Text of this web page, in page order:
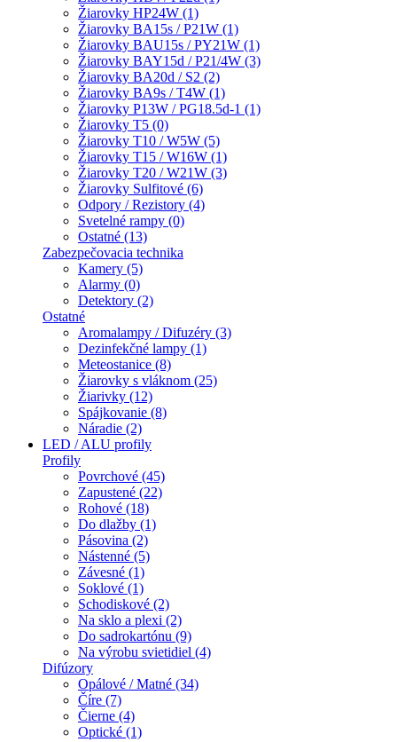
Žiarovky HP24W (1)
Žiarovky BA15s / P21W (1)
Žiarovky BAU15s / PY21W (1)
Žiarovky BAY15d / P21/4W (3)
Žiarovky BA20d / S2 (2)
Žiarovky BA9s / T4W (1)
Žiarovky P13W / PG18.5d-1 (1)
Žiarovky T5 (0)
Žiarovky T10 / W5W (5)
Žiarovky T15 / W16W (1)
Žiarovky T20 / W21W (3)
Žiarovky Sulfitové (6)
Odpory / Rezistory (4)
Svetelné rampy (0)
Ostatné (13)
Zabezpečovacia technika
Kamery (5)
Alarmy (0)
Detektory (2)
Ostatné
Aromalampy / Difuzéry (3)
Dezinfekčné lampy (1)
Meteostanice (8)
Žiarovky s vláknom (25)
Žiarivky (12)
Spájkovanie (8)
Náradie (2)
LED / ALU profily
Profily
Povrchové (45)
Zapustené (22)
Rohové (18)
Do dlažby (1)
Pásovina (2)
Nástenné (5)
Závesné (1)
Soklové (1)
Schodiskové (2)
Na sklo a plexi (2)
Do sadrokartónu (9)
Na výrobu svietidiel (4)
Difúzory
Opálové / Matné (34)
Číre (7)
Čierne (4)
Optické (1)